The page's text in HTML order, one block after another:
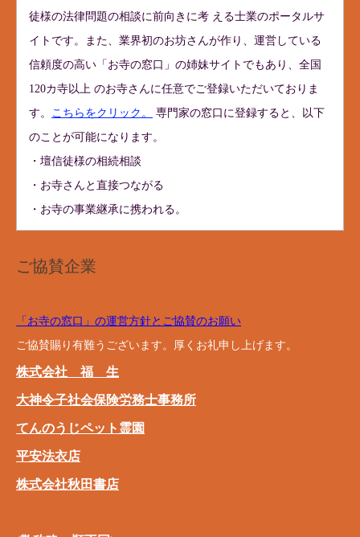
徒様の法律問題の相談に前向きに考 える士業のポータルサ
イトです。また、業界初のお坊さんが作り、運営している
信頼度の高い「お寺の窓口」の姉妹サイトでもあり、全国
120カ寺以上 のお寺さんに任意でご登録いただいておりま
す。
こちらをクリック。
専門家の窓口に登録すると、以下
のことが可能になります。
・壇信徒様の相続相談
・お寺さんと直接つながる
・お寺の事業継承に携われる。
ご協賛企業
「お寺の窓口」の運営方針とご協賛のお願い
ご協賛賜り有難うございます。厚くお礼申し上げます。
株式会社 福 生
大神令子社会保険労務士事務所
てんのうじペット霊園
平安法衣店
株式会社秋田書店